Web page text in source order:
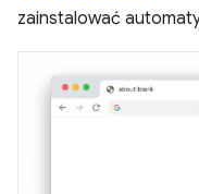
zainstalować